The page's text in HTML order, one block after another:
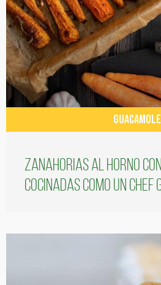
GUACAMOLE
Zanahorias al horno
cocinadas como un chef